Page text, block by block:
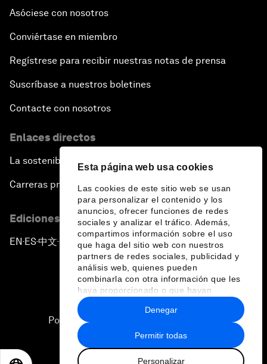
Esta página web usa cookies
Las cookies de este sitio web se usan
para personalizar el contenido y los
anuncios, ofrecer funciones de redes
sociales y analizar el tráfico. Además,
compartimos información sobre el uso
que haga del sitio web con nuestros
partners de redes sociales, publicidad y
análisis web, quienes pueden
combinarla con otra información que les
haya proporcionado o que hayan
recopilado a partir del uso que haya
hecho de sus servicios.
Permitir todas
Personalizar
Denegar
Asóciese con nosotros
Conviértase en miembro
Regístrese para recibir nuestras notas de prensa
Suscríbase a nuestros boletines
Contacte con nosotros
Enlaces directos
La sostenibilidad en el Foro
Carreras profesionales
Ediciones en otros idiomas
EN ▪ES▪中文▪ 日本語
Política de privacidad y normas de uso
Sitemap